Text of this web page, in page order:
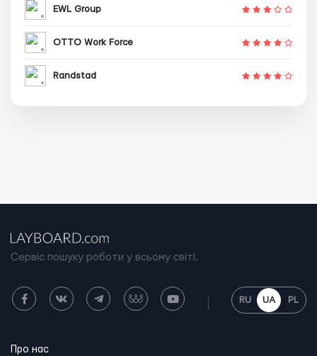
EWL Group
OTTO Work Force
Randstad
Сервіс пошуку роботи у всьому світі.
RU UA PL
Про нас